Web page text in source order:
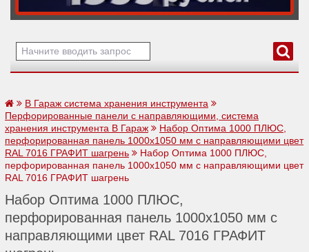
В Гараж система хранения инструмента
Перфорированные панели с направляющими, система
хранения инструмента В Гараж
Набор Оптима 1000 ПЛЮС,
перфорированная панель 1000х1050 мм с направляющими цвет
RAL 7016 ГРАФИТ шагрень
Набор Оптима 1000 ПЛЮС,
перфорированная панель 1000х1050 мм с направляющими цвет
RAL 7016 ГРАФИТ шагрень
Набор Оптима 1000 ПЛЮС,
перфорированная панель 1000х1050 мм с
направляющими цвет RAL 7016 ГРАФИТ